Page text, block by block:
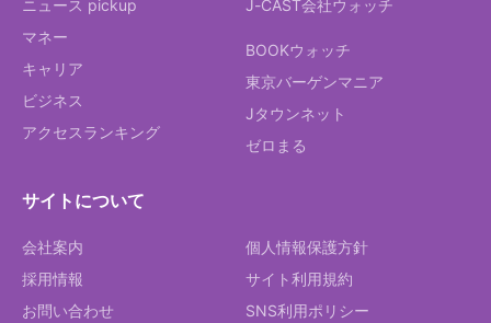
ニュース pickup
マネー
キャリア
ビジネス
アクセスランキング
J-CAST会社ウォッチ
BOOKウォッチ
東京バーゲンマニア
Jタウンネット
ゼロまる
サイトについて
会社案内
採用情報
お問い合わせ
個人情報保護方針
サイト利用規約
SNS利用ポリシー